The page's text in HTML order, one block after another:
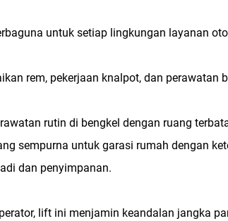
untuk setiap lingkungan layanan
rem, pekerjaan knalpot, dan perawatan
rutin di bengkel dengan ruang
sempurna untuk garasi rumah dengan
dan penyimpanan.
lift ini menjamin keandalan jangka